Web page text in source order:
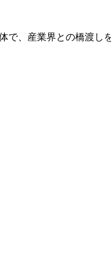
で、産業界との橋渡し